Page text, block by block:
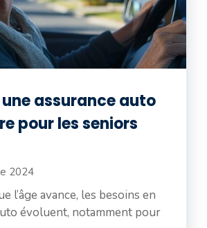
assurance auto
pour les seniors
2024
l’âge avance, les besoins en
évoluent, notamment pour